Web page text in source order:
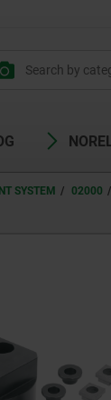
SYSTEM 02000